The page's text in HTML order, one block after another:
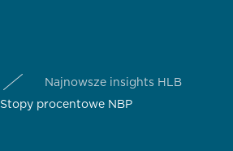
Najnowsze insights HLB
Stopy procentowe NBP